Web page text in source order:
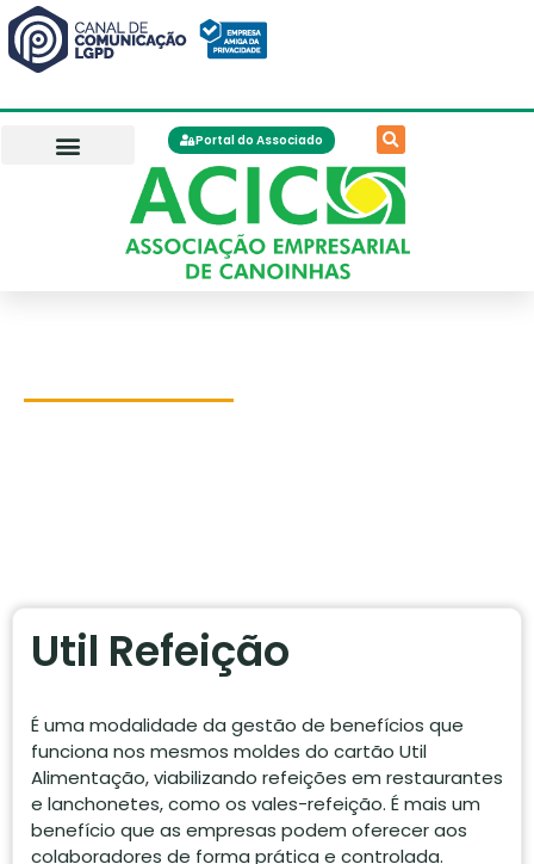
Portal do Associado
Util Refeição
É uma modalidade da gestão de benefícios que
funciona nos mesmos moldes do cartão Util
Alimentação, viabilizando refeições em restaurantes
e lanchonetes, como os vales-refeição. É mais um
benefício que as empresas podem oferecer aos
colaboradores de forma prática e controlada.